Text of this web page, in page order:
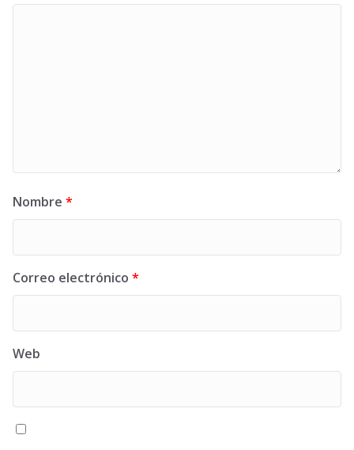
Nombre *
Correo electrónico *
Web